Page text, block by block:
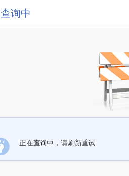
询中
正在查询中，请刷新重试